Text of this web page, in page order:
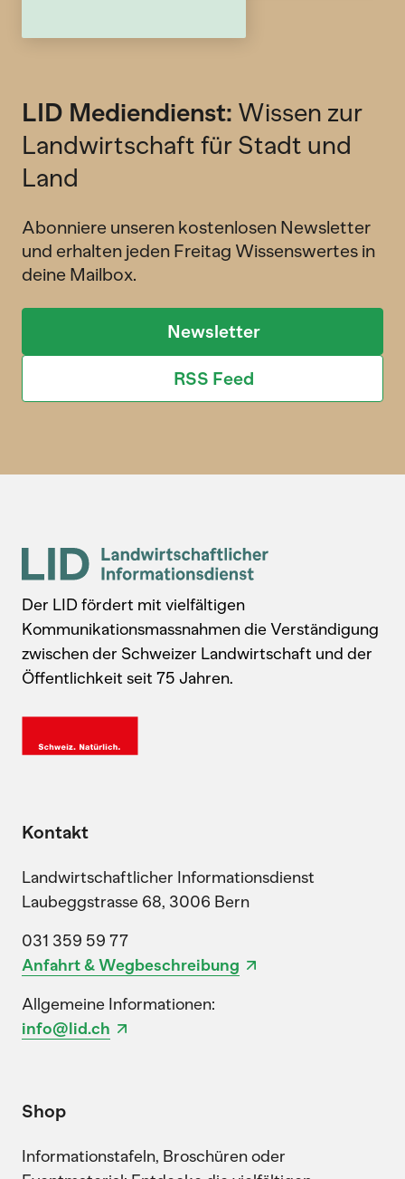
LID Mediendienst: Wissen zur
Landwirtschaft für Stadt und
Land
Abonniere unseren kostenlosen Newsletter
und erhalten jeden Freitag Wissenswertes in
deine Mailbox.
Newsletter
RSS Feed
Der LID fördert mit vielfältigen
Kommunikationsmassnahmen die Verständigung
zwischen der Schweizer Landwirtschaft und der
Öffentlichkeit seit 75 Jahren.
Kontakt
Landwirtschaftlicher Informationsdienst
Laubeggstrasse 68, 3006 Bern
031 359 59 77
Anfahrt & Wegbeschreibung
Allgemeine Informationen:
info@lid.ch
Shop
Informationstafeln, Broschüren oder